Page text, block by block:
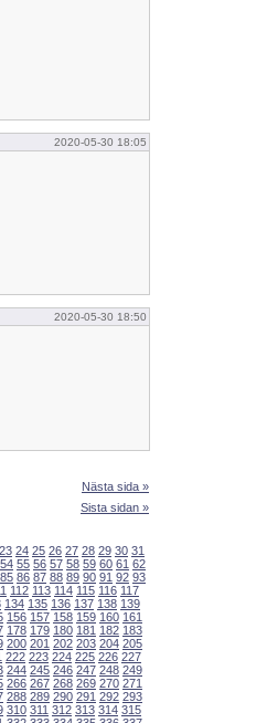
2020-05-30 18:05
2020-05-30 18:50
Nästa sida »
Sista sidan »
23 24 25 26 27 28 29 30 31
54 55 56 57 58 59 60 61 62
85 86 87 88 89 90 91 92 93
112 113 114 115 116 117
134 135 136 137 138 139
156 157 158 159 160 161
178 179 180 181 182 183
200 201 202 203 204 205
222 223 224 225 226 227
244 245 246 247 248 249
266 267 268 269 270 271
288 289 290 291 292 293
310 311 312 313 314 315